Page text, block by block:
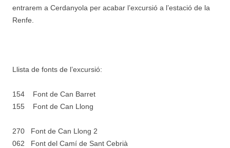
entrarem a Cerdanyola per acabar l’excursió a l’estació de la
Renfe.
Llista de fonts de l’excursió:
154 Font de Can Barret
155 Font de Can Llong
270 Font de Can Llong 2
062 Font del Camí de Sant Cebrià